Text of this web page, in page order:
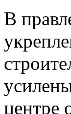
В
центре